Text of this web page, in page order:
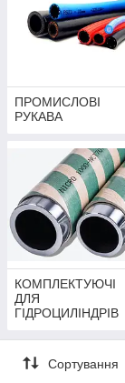
ПРОМИСЛОВІ
РУКАВА
КОМПЛЕКТУЮЧІ
ДЛЯ
ГІДРОЦИЛІНДРІВ
Сортування